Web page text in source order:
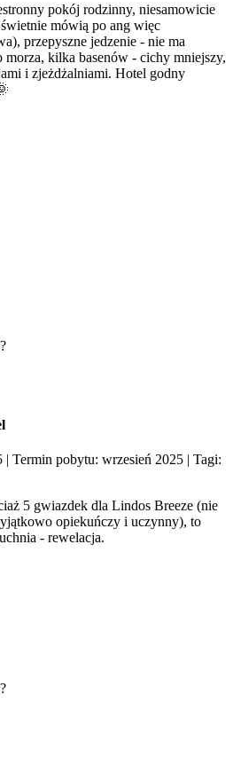
pokój rodzinny, niesamowicie
mówią po ang więc
przepyszne jedzenie - nie ma
kilka basenów - cichy mniejszy,
i zjeżdżalniami. Hotel godny
| Termin pobytu: wrzesień 2025 | Tagi:
5 gwiazdek dla Lindos Breeze (nie
opiekuńczy i uczynny), to
- rewelacja.